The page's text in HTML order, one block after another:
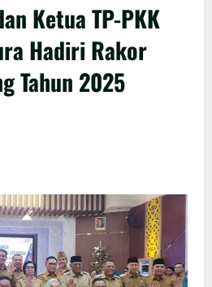
Ketua TP-PKK
Hadiri Rakor
Tahun 2025